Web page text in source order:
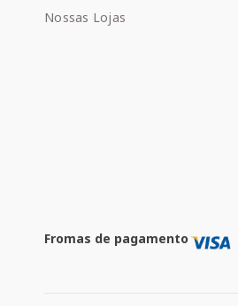
Nossas Lojas
Fromas de pagamento